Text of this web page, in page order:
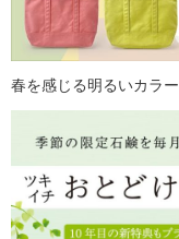
春を感じる明るいカラー